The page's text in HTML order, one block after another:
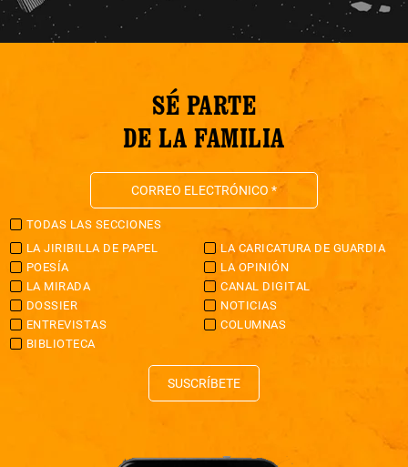
SÉ PARTE
DE LA FAMILIA
TODAS LAS SECCIONES
LA JIRIBILLA DE PAPEL
LA CARICATURA DE GUARDIA
POESÍA
LA OPINIÓN
LA MIRADA
CANAL DIGITAL
DOSSIER
NOTICIAS
ENTREVISTAS
COLUMNAS
BIBLIOTECA
SUSCRÍBETE